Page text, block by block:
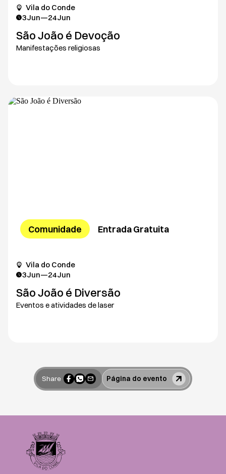
Vila do Conde
3Jun—24Jun
São João é Devoção
Manifestações religiosas
Comunidade Entrada Gratuita
Vila do Conde
3Jun—24Jun
São João é Diversão
Eventos e atividades de laser
Share Página do evento